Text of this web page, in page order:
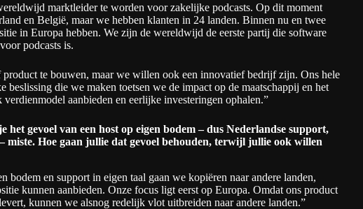
marktleider te worden voor zakelijke podcasts. Op dit moment
en België, maar we hebben klanten in 24 landen. Binnen nu en twee
in Europa hebben. We zijn de wereldwijd de eerste partij die software
podcasts is.
te bouwen, maar we willen ook een innovatief bedrijf zijn. Ons hele
beslissing die we maken toetsen we de impact op de maatschappij en het
aanbieden en eerlijke investeringen ophalen.”
het gevoel van een host op eigen bodem – dus Nederlandse support,
miste. Hoe gaan jullie dat gevoel behouden, terwijl jullie ook willen
bodem en support in eigen taal gaan we kopiëren naar andere landen,
kunnen aanbieden. Onze focus ligt eerst op Europa. Omdat ons product
kunnen we alsnog redelijk vlot uitbreiden naar andere landen.”